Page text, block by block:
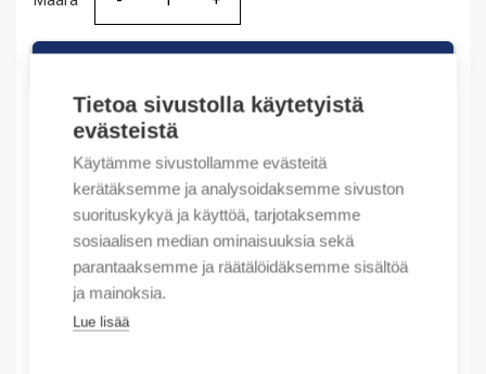
Tietoa sivustolla käytetyistä
evästeistä
Käytämme sivustollamme evästeitä
kerätäksemme ja analysoidaksemme sivuston
suorituskykyä ja käyttöä, tarjotaksemme
sosiaalisen median ominaisuuksia sekä
parantaaksemme ja räätälöidäksemme sisältöä
ja mainoksia.
Lue lisää
Määrä
Tuotekoodit
Tilauskoodi: JZ20R31
Product order number: JZ20R31
Valmistajan tuotenumero: JZ20-R31
Tuotteen tullikoodi: 85371091